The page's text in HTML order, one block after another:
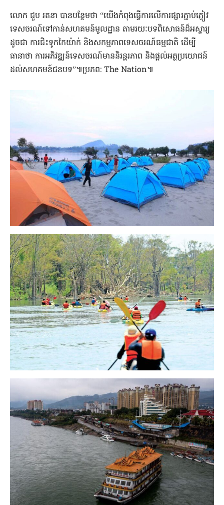
លោក ជួប រតនា បានបន្ថែមថា “យើងកំពុងធ្វើការលើការផ្សារភ្ជាប់ភ្ញៀវ
ទេសចរណ៍ទៅកាន់សហគមន៍មូលដ្ឋាន តាមរយៈបទពិសោធន៍ដ៏អស្ចារ្យ
ដូចជា ការជិះទូកកៃយ៉ាក់ និងសកម្មភាពទេសចរណ៍ធម្មជាតិ ដើម្បី
ធានាថា ការអភិវឌ្ឍន៍ទេសចរណ៍មាននិរន្តរភាព និងផ្តល់អត្ថប្រយោជន៍
ដល់សហគមន៍ជនបទ”៕ប្រភព: The Nation៕